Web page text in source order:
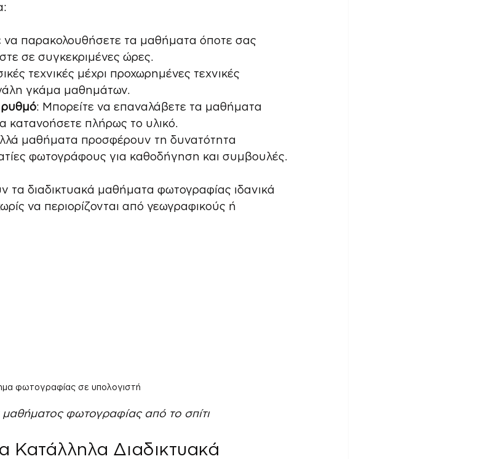
να παρακολουθήσετε τα μαθήματα όποτε σας
σε συγκεκριμένες ώρες.
τεχνικές μέχρι προχωρημένες τεχνικές
γκάμα μαθημάτων.
ρυθμό: Μπορείτε να επαναλάβετε τα μαθήματα
κατανοήσετε πλήρως το υλικό.
μαθήματα προσφέρουν τη δυνατότητα
φωτογράφους για καθοδήγηση και συμβουλές.
τα διαδικτυακά μαθήματα φωτογραφίας ιδανικά
να περιορίζονται από γεωγραφικούς ή
φωτογραφίας σε υπολογιστή
φωτογραφίας από το σπίτι
Κατάλληλα Διαδικτυακά